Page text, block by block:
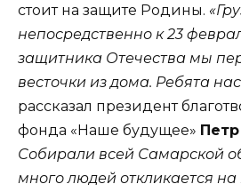
стоит на защите Родины.
непосредственно к 23
защитника Отечества мы
весточки из дома. Ребята
рассказал президент
фонда «Наше будущее»
Собирали всей Самарской
много людей откликается